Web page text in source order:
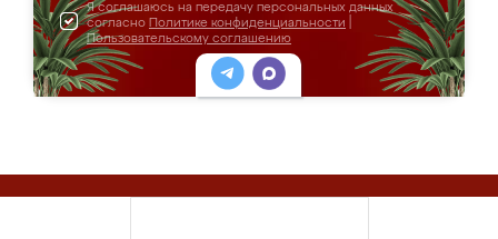
Я соглашаюсь на передачу персональных данных
согласно Политике конфиденциальности
Пользовательскому соглашению